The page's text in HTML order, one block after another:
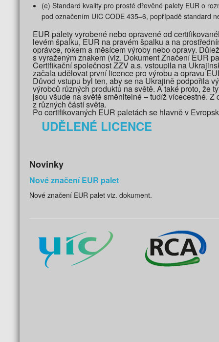
(e) Standard kvality pro prosté dřevěné palety EUR o
pod označením UIC CODE 435–6, popřípadě standard
EUR palety vyrobené nebo opravené od
levém špalku, EUR na pravém špalku a na
oprávce, rokem a měsícem výroby nebo opravy.
s vyraženým znakem (viz. Dokument Značení EUR
Certifikační společnost ZZV a.s. vstoupila na
začala udělovat první licence pro výrobu a opravu
Důvod vstupu byl ten, aby se na Ukrajině podpořila
výrobců různých produktů na světě. A také proto, že
jsou všude na světě směnitelné – tudíž vícecestné.
z různých částí světa.
Po certifikovaných EUR paletách se hlavně v
UDĚLENÉ LICENCE
Novinky
Nové značení EUR palet
Nové značení EUR palet viz. dokument.